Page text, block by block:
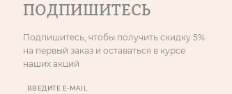
ПОДПИШИТЕСЬ
Подпишитесь, чтобы получить скидку 5%
на первый заказ и оставаться в курсе
наших акций